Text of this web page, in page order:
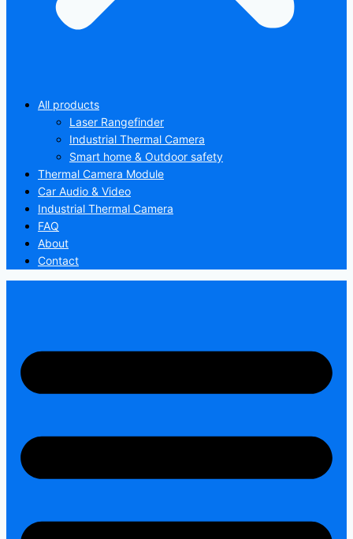
All products
Laser Rangefinder
Industrial Thermal Camera
Smart home & Outdoor safety
Thermal Camera Module
Car Audio & Video
Industrial Thermal Camera
FAQ
About
Contact